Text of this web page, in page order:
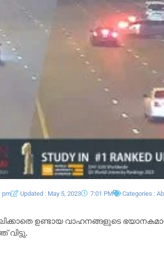
pm Updated : May 5, 2023 7:01 PM Categories :
ഉണ്ടായ വാഹനങ്ങളുടെ